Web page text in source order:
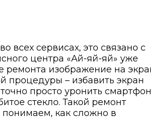
всех сервисах, это связано с
центра «Ай-яй-яй» уже
ремонта изображение на
процедуры – избавить экран
просто уронить
стекло. Такой ремонт
понимаем, как сложно в